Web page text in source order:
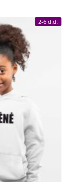
2-6 d.d.